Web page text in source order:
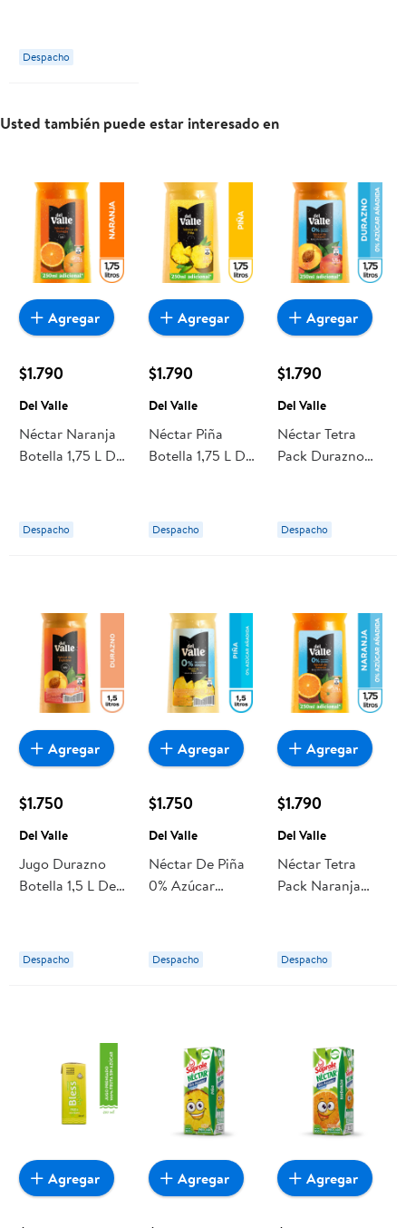
Valle
Despacho
Usted también puede estar interesado en
$1.790
Del Valle
Néctar Naranja
Botella 1,75 L Del
Despacho
Agregar
$1.790
Del Valle
Néctar Piña
Botella 1,75 L Del
Despacho
Agregar
$1.790
Del Valle
Néctar Tetra
Pack Durazno
Despacho
Agregar
$1.750
Del Valle
Jugo Durazno
Botella 1,5 L Del
Despacho
Agregar
$1.750
Del Valle
Néctar De Piña
0% Azúcar
Despacho
Agregar
$1.790
Del Valle
Néctar Tetra
Pack Naranja
Despacho
Agregar
Agregar Agregar Agregar